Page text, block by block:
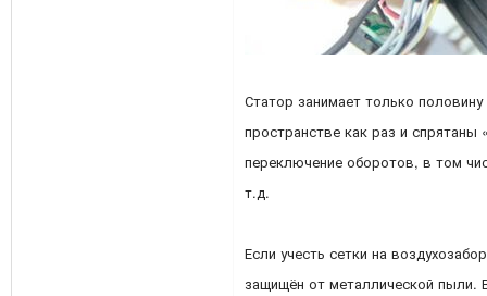
Статор занимает только
пространстве как раз и
переключение оборотов, в том
т.д.
Если учесть сетки на
защищён от металлической пыли.